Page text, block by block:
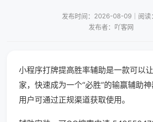
发布时间：2026-08-09｜阅读
发布者：吖客网
小程序打牌提高胜率辅助是一款可以
家，快速成为一个“必胜”的输赢辅助
用户可通过正规渠道获取使用。